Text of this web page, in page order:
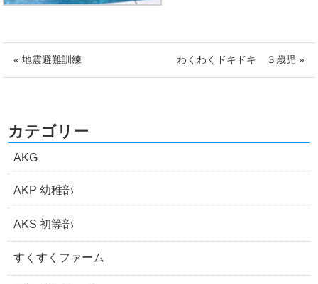
« 地震避難訓練 わくわくドキドキ ３歳児 »
カテゴリー
AKG
AKP 幼稚部
AKS 初等部
すくすくファーム